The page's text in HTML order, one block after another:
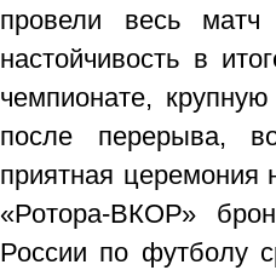
провели весь
настойчивость в
чемпионате,
после перерыва,
приятная церемония
«Ротора-ВКОР»
России по футболу